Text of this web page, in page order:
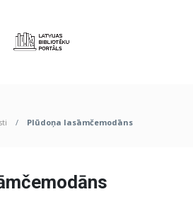
Plūdoņa lasāmčemodāns